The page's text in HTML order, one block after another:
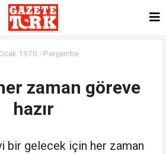
1970 - Perşembe
zaman göreve
hazır
bir gelecek için her zaman